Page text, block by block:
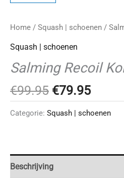
Home / Squash | schoenen /
Squash | schoenen
Salming Recoil
€99.95
prijs
was:
€79.95
prijs
Categorie: Squash | schoenen
Beschrijving